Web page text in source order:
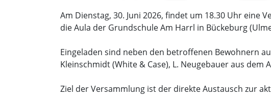
Am Dienstag, 30. Juni 2026, findet um 18.30 Uhr
die Aula der Grundschule Am Harrl in Bückeburg
Eingeladen sind neben den betroffenen Bewohnern
Kleinschmidt (White & Case), L. Neugebauer aus
Ziel der Versammlung ist der direkte Austausch zur